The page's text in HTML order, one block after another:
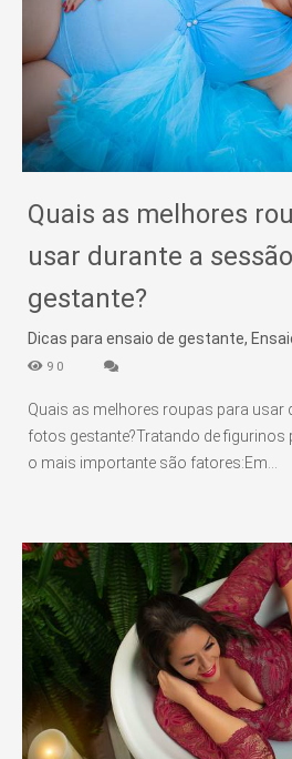
Quais as melhores
usar durante a
gestante?
Dicas para ensaio de gestante,
90
Quais as melhores roupas para usar
fotos gestante?Tratando de figurinos
o mais importante são fatores:Em...